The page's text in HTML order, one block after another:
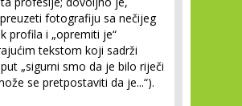
fotografiju sa nečijeg
profila i „opremiti je“
tekstom koji sadrži
„sigurni smo da je bilo riječi
se pretpostaviti da je...“).